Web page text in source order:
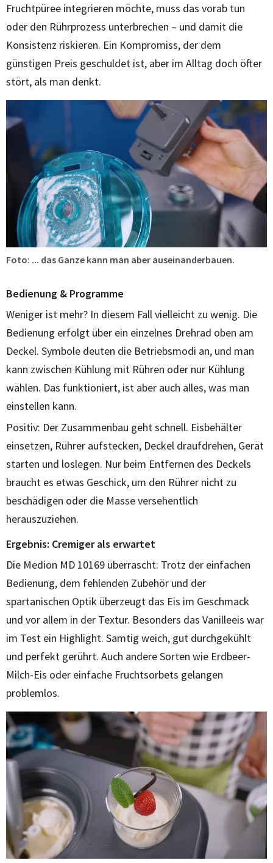
Fruchtpüree integrieren möchte, muss das vorab tun
oder den Rührprozess unterbrechen – und damit die
Konsistenz riskieren. Ein Kompromiss, der dem
günstigen Preis geschuldet ist, aber im Alltag doch öfter
stört, als man denkt.
Foto: ... das Ganze kann man aber auseinanderbauen.
Bedienung & Programme
Weniger ist mehr? In diesem Fall vielleicht zu wenig. Die
Bedienung erfolgt über ein einzelnes Drehrad oben am
Deckel. Symbole deuten die Betriebsmodi an, und man
kann zwischen Kühlung mit Rühren oder nur Kühlung
wählen. Das funktioniert, ist aber auch alles, was man
einstellen kann.
Positiv: Der Zusammenbau geht schnell. Eisbehälter
einsetzen, Rührer aufstecken, Deckel draufdrehen, Gerät
starten und loslegen. Nur beim Entfernen des Deckels
braucht es etwas Geschick, um den Rührer nicht zu
beschädigen oder die Masse versehentlich
herauszuziehen.
Ergebnis: Cremiger als erwartet
Die Medion MD 10169 überrascht: Trotz der einfachen
Bedienung, dem fehlenden Zubehör und der
spartanischen Optik überzeugt das Eis im Geschmack
und vor allem in der Textur. Besonders das Vanilleeis war
im Test ein Highlight. Samtig weich, gut durchgekühlt
und perfekt gerührt. Auch andere Sorten wie Erdbeer-
Milch-Eis oder einfache Fruchtsorbets gelangen
problemlos.